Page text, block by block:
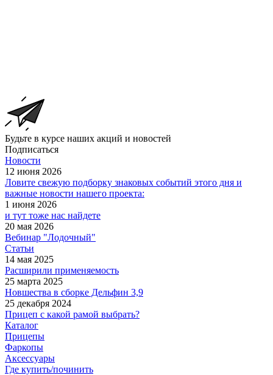
Будьте в курсе наших акций и новостей
Подписаться
Новости
12 июня 2026
Ловите свежую подборку знаковых событий этого дня и
важные новости нашего проекта:
1 июня 2026
и тут тоже нас найдете
20 мая 2026
Вебинар "Лодочный"
Статьи
14 мая 2025
Расширили применяемость
25 марта 2025
Новшества в сборке Дельфин 3,9
25 декабря 2024
Прицеп с какой рамой выбрать?
Каталог
Прицепы
Фаркопы
Аксессуары
Где купить/починить